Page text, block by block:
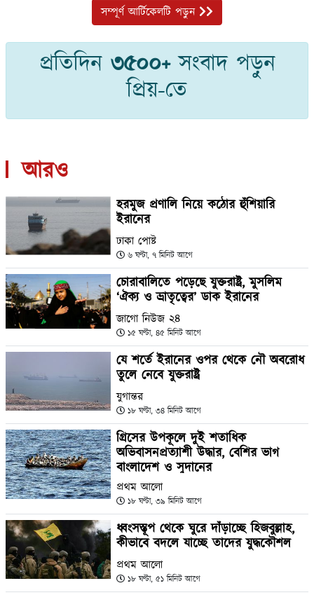
সম্পূর্ণ আর্টিকেলটি পড়ুন
প্রতিদিন ৩৫০০+সংবাদ পড়ুন
প্রিয়-তে
আরও
হরমুজ প্রণালি নিয়ে কঠোর হুঁশিয়ারি
ইরানের
ঢাকা পোষ্ট
৬ ঘণ্টা, ৭ মিনিট আগে
চোরাবালিতে পড়েছে যুক্তরাষ্ট্র, মুসলিম
‘ঐক্য ও ভ্রাতৃত্বের’ ডাক ইরানের
জাগো নিউজ ২৪
১৫ ঘণ্টা, ৪৫ মিনিট আগে
যে শর্তে ইরানের ওপর থেকে নৌ অবরোধ
তুলে নেবে যুক্তরাষ্ট্র
যুগান্তর
১৮ ঘণ্টা, ৩৪ মিনিট আগে
গ্রিসের উপকূলে দুই শতাধিক
অভিবাসনপ্রত্যাশী উদ্ধার, বেশির ভাগ
বাংলাদেশ ও সুদানের
প্রথম আলো
১৮ ঘণ্টা, ৩৯ মিনিট আগে
ধ্বংসস্তূপ থেকে ঘুরে দাঁড়াচ্ছে হিজবুল্লাহ,
কীভাবে বদলে যাচ্ছে তাদের যুদ্ধকৌশল
প্রথম আলো
১৮ ঘণ্টা, ৫১ মিনিট আগে